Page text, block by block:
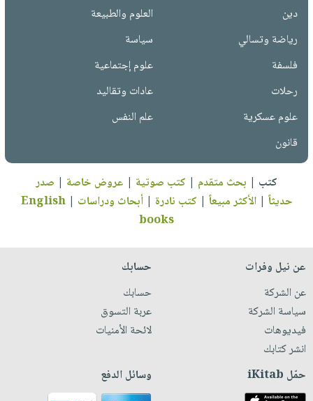
دين
العلوم والطبيعة
رياضة وتسالي
سياسة
فلسفة
علوم إجتماعية
رحلات
عادات وتقاليد
علوم عسكرية
علم النفس
قانون
كتب | بحث متقدم | كتب صوتية | عروض خاصة | صدر
حديثاً |الأكثر مبيعاً | كتب نادرة |أبحاث ودراسات |
English
books
عن نيل وفرات
عن الشركة
سياسة الشركة
فيديوهات
انشر كتابك
حسابك
حسابك
عربة التسوق
لائحة الأمنيات
حمّل iKitab وسائل الدفع